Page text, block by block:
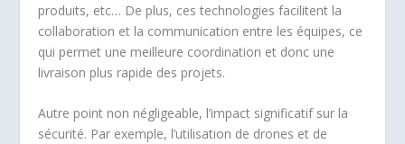
produits, etc… De plus, ces technologies facilitent la
collaboration et la communication entre les équipes, ce
qui permet une meilleure coordination et donc une
livraison plus rapide des projets.
Autre point non négligeable, l’impact significatif sur la
sécurité. Par exemple, l’utilisation de drones et de